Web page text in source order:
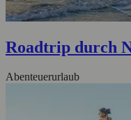
Roadtrip durch
Abenteuerurlaub